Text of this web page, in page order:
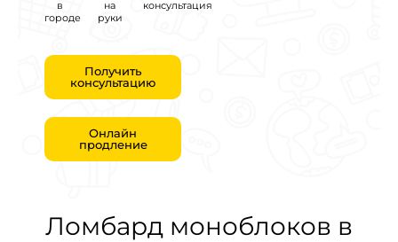
в
городе
на
руки
консультация
Получить
консультацию
Онлайн
продление
Ломбард моноблоков в